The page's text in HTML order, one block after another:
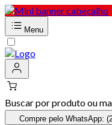
Menu
Buscar por produto ou
Compre pelo WhatsApp: